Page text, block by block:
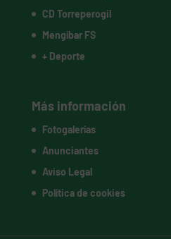
CD Torreperogil
Mengíbar FS
+ Deporte
Más información
Fotogalerías
Anunciantes
Aviso Legal
Política de cookies